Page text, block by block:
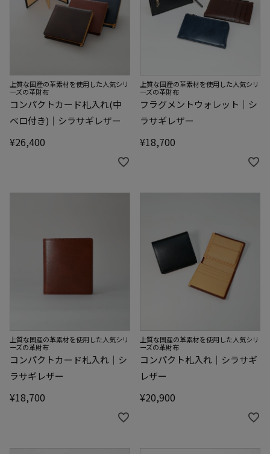
上質な国産の革素材を使用した人気シリ
ーズの革財布
コンパクトカード札入れ(中
ベロ付き)｜シラサギレザー
¥26,400
上質な国産の革素材を使用した人気シリ
ーズの革財布
フラグメントウォレット｜シ
ラサギレザー
¥18,700
上質な国産の革素材を使用した人気シリ
ーズの革財布
コンパクトカード札入れ｜シ
ラサギレザー
¥18,700
上質な国産の革素材を使用した人気シリ
ーズの革財布
コンパクト札入れ｜シラサギ
レザー
¥20,900